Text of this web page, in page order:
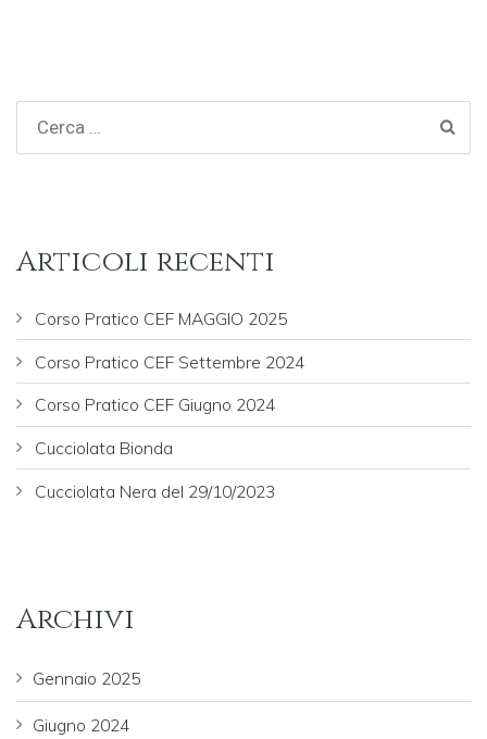
Articoli recenti
Corso Pratico CEF MAGGIO 2025
Corso Pratico CEF Settembre 2024
Corso Pratico CEF Giugno 2024
Cucciolata Bionda
Cucciolata Nera del 29/10/2023
Archivi
Gennaio 2025
Giugno 2024